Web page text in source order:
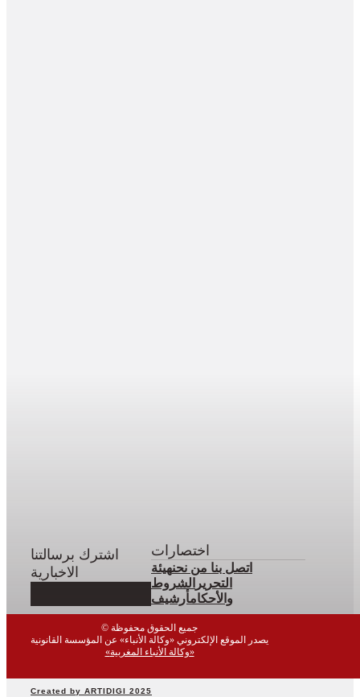
اشترك برسالتنا
الاخبارية
اختصارات
اتصل بنا من نحنهيئة
التحرير الشروط
والأحكامأرشيف
© جميع الحقوق محفوظة
يصدر الموقع الإلكتروني «وكالة الأنباء» عن المؤسسة القانونية
«وكالة الأنباء المغربية»
Created by ARTIDIGI 2025